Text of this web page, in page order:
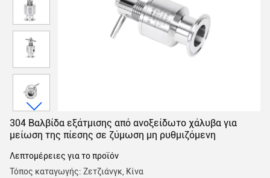
304 Βαλβίδα εξάτμισης από ανοξείδωτο χάλυβα για
μείωση της πίεσης σε ζύμωση μη ρυθμιζόμενη
Λεπτομέρειες για το προϊόν
Τόπος καταγωγής: Ζετζιάνγκ, Κίνα